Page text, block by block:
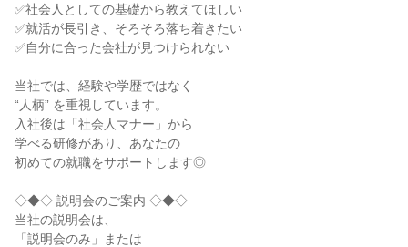
✅社会人としての基礎から教えてほしい
✅就活が長引き、そろそろ落ち着きたい
✅自分に合った会社が見つけられない
当社では、経験や学歴ではなく
“人柄” を重視しています。
入社後は「社会人マナー」から
学べる研修があり、あなたの
初めての就職をサポートします◎
◇◆◇ 説明会のご案内 ◇◆◇
当社の説明会は、
「説明会のみ」または